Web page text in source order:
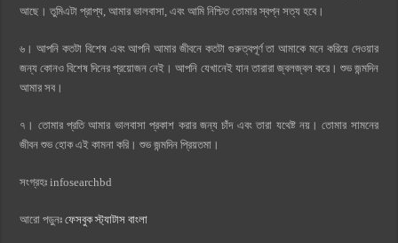
আছে। তুমিএটা প্রাপ্য, আমার ভালবাসা, এবং আমি নিশ্চিত তোমার স্বপ্ন সত্য হবে।
৬। আপনি কতটা বিশেষ এবং আপনি আমার জীবনে কতটা গুরুত্বপূর্ণ তা আমাকে মনে করিয়ে দেওয়ার
জন্য কোনও বিশেষ দিনের প্রয়োজন নেই। আপনি যেখানেই যান তারারা জ্বলজ্বল করে। শুভ জন্মদিন
আমার সব।
৭। তোমার প্রতি আমার ভালবাসা প্রকাশ করার জন্য চাঁদ এবং তারা যথেষ্ট নয়। তোমার সামনের
জীবন শুভ হোক এই কামনা করি। শুভ জন্মদিন প্রিয়তমা।
সংগ্রহঃ infosearchbd
আরো পড়ুনঃফেসবুক স্ট্যাটাস বাংলা